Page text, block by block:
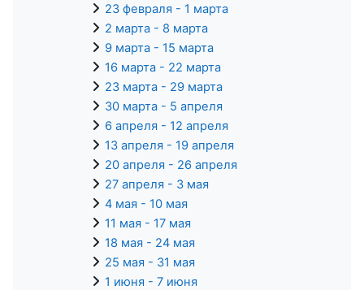
23 февраля - 1 марта
2 марта - 8 марта
9 марта - 15 марта
16 марта - 22 марта
23 марта - 29 марта
30 марта - 5 апреля
6 апреля - 12 апреля
13 апреля - 19 апреля
20 апреля - 26 апреля
27 апреля - 3 мая
4 мая - 10 мая
11 мая - 17 мая
18 мая - 24 мая
25 мая - 31 мая
1 июня - 7 июня